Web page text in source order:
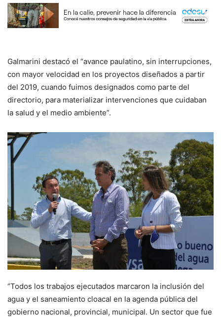
Galmarini destacó el “avance paulatino, sin interrupciones,
con mayor velocidad en los proyectos diseñados a partir
del 2019, cuando fuimos designados como parte del
directorio, para materializar intervenciones que cuidaban
la salud y el medio ambiente”.
“Todos los trabajos ejecutados marcaron la inclusión del
agua y el saneamiento cloacal en la agenda pública del
gobierno nacional, provincial, municipal. Un sector que fue